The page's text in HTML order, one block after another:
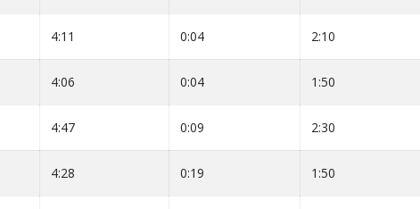
4:11 0:04 2:10
4:06 0:04 1:50
4:47 0:09 2:30
4:28 0:19 1:50